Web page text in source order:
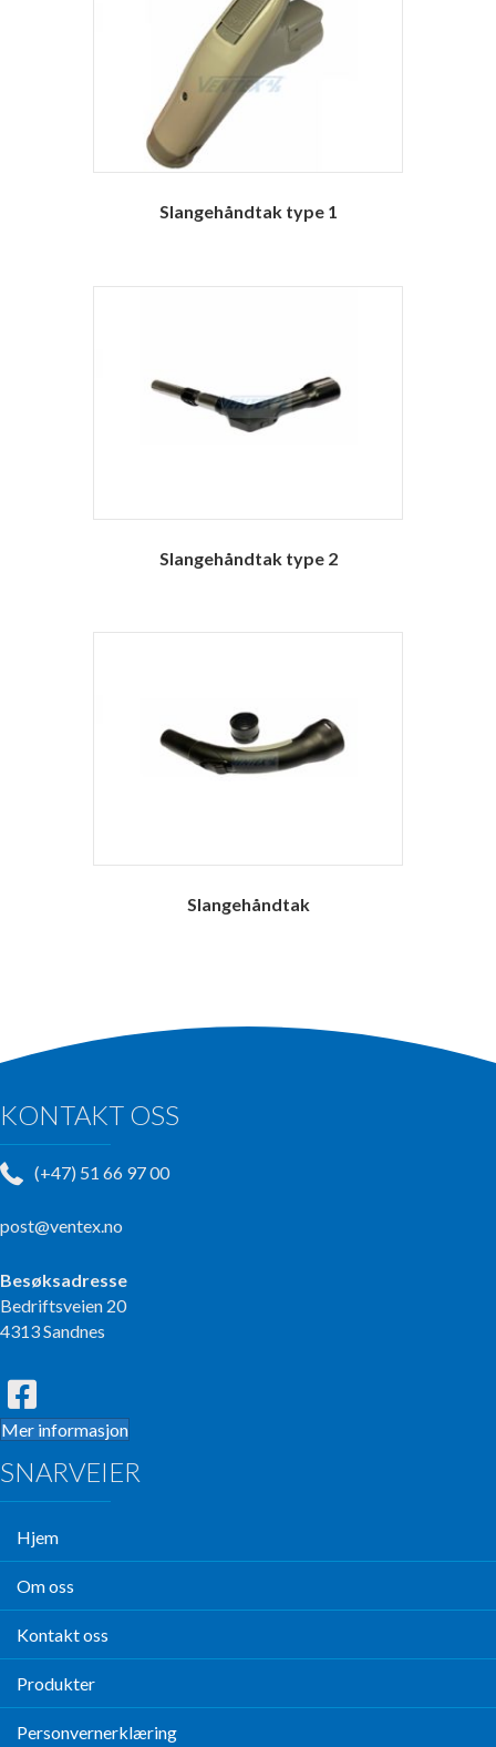
Slangehåndtak type 1
Slangehåndtak type 2
Slangehåndtak
KONTAKT OSS
(+47) 51 66 97 00
post@ventex.no
Besøksadresse
Bedriftsveien 20
4313 Sandnes
Mer informasjon
SNARVEIER
Hjem
Om oss
Kontakt oss
Produkter
Personvernerklæring